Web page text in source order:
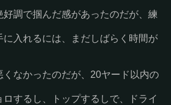
調で掴んだ感があったのだが、練
入れるには、まだしばらく時間が
なかったのだが、20ヤード以内の
するし、トップするしで、ドライ